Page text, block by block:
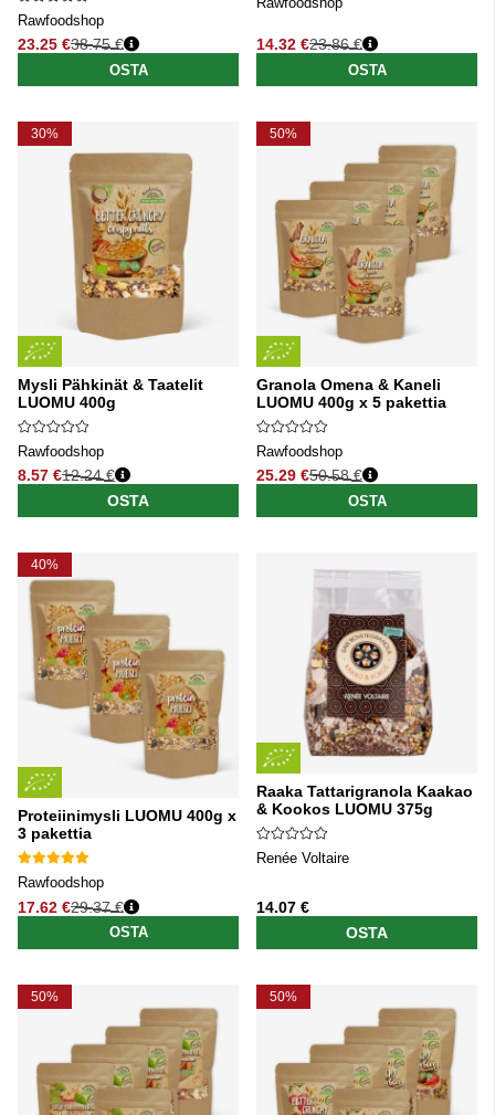
Rawfoodshop
23.25 €
Normaali hinta
38.75 €
OSTA
14.32 €
Normaali hinta
23.86 €
OSTA
30%
Mysli Pähkinät & Taatelit
LUOMU 400g
Rawfoodshop
8.57 €
Normaali hinta
12.24 €
OSTA
50%
Granola Omena & Kaneli
LUOMU 400g x 5 pakettia
Rawfoodshop
25.29 €
Normaali hinta
50.58 €
OSTA
40%
Proteiinimysli LUOMU 400g x
3 pakettia
Rawfoodshop
17.62 €
Normaali hinta
29.37 €
OSTA
Raaka Tattarigranola Kaakao
& Kookos LUOMU 375g
Renée Voltaire
14.07 €
OSTA
50% 50%